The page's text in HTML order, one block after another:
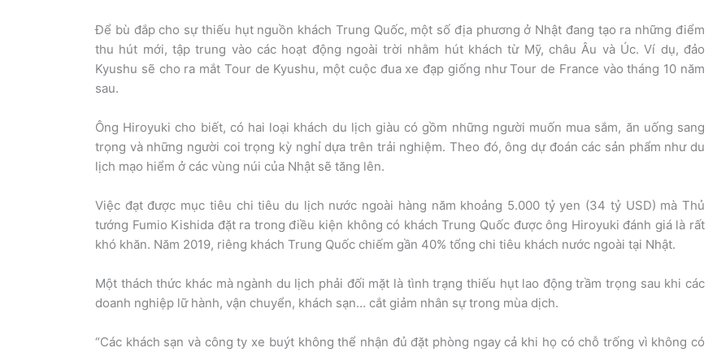
Để bù đắp cho sự thiếu hụt nguồn khách Trung Quốc, một số địa phương ở Nhật đang tạo ra những điểm
thu hút mới, tập trung vào các hoạt động ngoài trời nhằm hút khách từ Mỹ, châu Âu và Úc. Ví dụ, đảo
Kyushu sẽ cho ra mắt Tour de Kyushu, một cuộc đua xe đạp giống như Tour de France vào tháng 10 năm
sau.
Ông Hiroyuki cho biết, có hai loại khách du lịch giàu có gồm những người muốn mua sắm, ăn uống sang
trọng và những người coi trọng kỳ nghỉ dựa trên trải nghiệm. Theo đó, ông dự đoán các sản phẩm như du
lịch mạo hiểm ở các vùng núi của Nhật sẽ tăng lên.
Việc đạt được mục tiêu chi tiêu du lịch nước ngoài hàng năm khoảng 5.000 tỷ yen (34 tỷ USD) mà Thủ
tướng Fumio Kishida đặt ra trong điều kiện không có khách Trung Quốc được ông Hiroyuki đánh giá là rất
khó khăn. Năm 2019, riêng khách Trung Quốc chiếm gần 40% tổng chi tiêu khách nước ngoài tại Nhật.
Một thách thức khác mà ngành du lịch phải đối mặt là tình trạng thiếu hụt lao động trầm trọng sau khi các
doanh nghiệp lữ hành, vận chuyển, khách sạn… cắt giảm nhân sự trong mùa dịch.
“Các khách sạn và công ty xe buýt không thể nhận đủ đặt phòng ngay cả khi họ có chỗ trống vì không có